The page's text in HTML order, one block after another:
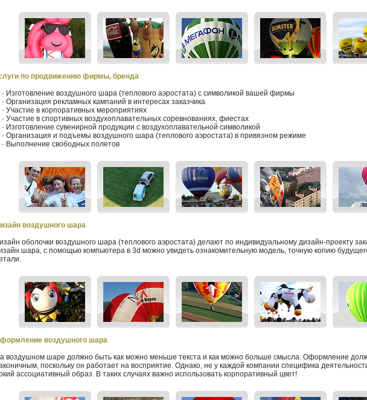
по продвижению фирмы, бренда
Изготовление воздушного шара (теплового аэростата) с символикой вашей фирмы
Организация рекламных кампаний в интересах заказчика
Участие в корпоративных мероприятиях
Участие в спортивных воздухоплавательных соревнованиях, фиестах
Изготовление сувенирной продукции с воздухоплавательной символикой
Организация и подъемы воздушного шара (теплового аэростата) в привязном режиме
Выполнение свободных полетов
воздушного шара
оболочки воздушного шара (теплового аэростата) делают по индивидуальному дизайн-проекту
шара, с помощью компьютера в 3d можно увидеть ознакомительную модель, точную копию
воздушного шара
воздушном шаре должно быть как можно меньше текста и как можно больше смысла. Оформление
поскольку он работает на восприятие. Однако, не у каждой компании специфика
ассоциативный образ. В таких случаях важно использовать корпоративный цвет!